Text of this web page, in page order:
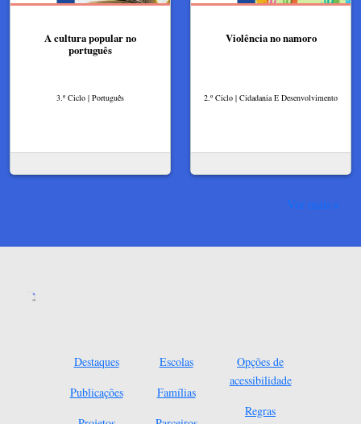
A cultura popular no
português
3.º Ciclo | Português
Violência no namoro
2.º Ciclo | Cidadania E Desenvolvimento
Ver mais
Destaques
Publicações
Escolas
Famílias
Opções de
acessibilidade
Regras